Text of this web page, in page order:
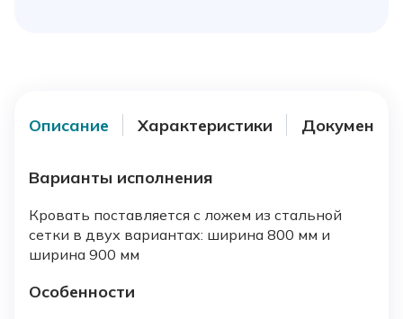
Описание Характеристики Документы
Варианты исполнения
Кровать поставляется с ложем из стальной
сетки в двух вариантах: ширина 800 мм и
ширина 900 мм
Особенности